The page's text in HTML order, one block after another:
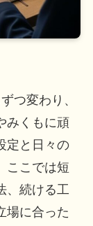
つ変わり、
みくもに頑
定と日々の
ここでは短
、続ける工
場に合った